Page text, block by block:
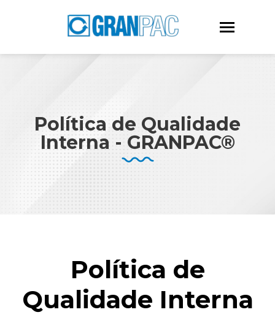
Política de Qualidade
Interna - GRANPAC®
Política de
Qualidade Interna